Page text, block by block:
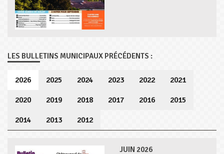
LES BULLETINS MUNICIPAUX PRÉCÉDENTS :
2026 2025 2024 2023 2022
2021
2020
2019 2018 2017 2016
2015
2014
2013 2012
JUIN 2026